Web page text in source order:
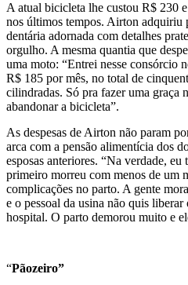
A atual bicicleta lhe custou R$ 230
nos últimos tempos. Airton adquiriu
dentária adornada com detalhes
orgulho. A mesma quantia que
uma moto: “Entrei nesse consórcio
R$ 185 por mês, no total de
cilindradas. Só pra fazer uma graça
abandonar a bicicleta”.
As despesas de Airton não param
arca com a pensão alimentícia dos
esposas anteriores. “Na verdade,
primeiro morreu com menos de um
complicações no parto. A gente
e o pessoal da usina não quis
hospital. O parto demorou muito e
“Pãozeiro”